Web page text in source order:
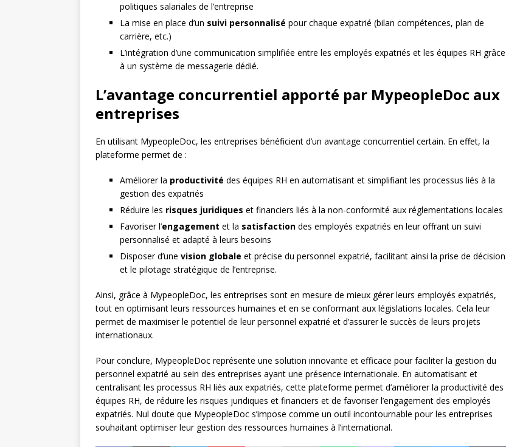
politiques salariales de l’entreprise
La mise en place d’un suivi personnalisé pour chaque expatrié (bilan compétences, plan de
carrière, etc.)
L’intégration d’une communication simplifiée entre les employés expatriés et les équipes RH grâce
à un système de messagerie dédié.
L’avantage concurrentiel apporté par MypeopleDoc aux
entreprises
En utilisant MypeopleDoc, les entreprises bénéficient d’un avantage concurrentiel certain. En effet, la
plateforme permet de :
Améliorer la productivité des équipes RH en automatisant et simplifiant les processus liés à la
gestion des expatriés
Réduire les risques juridiques et financiers liés à la non-conformité aux réglementations locales
Favoriser l’engagement et la satisfaction des employés expatriés en leur offrant un suivi
personnalisé et adapté à leurs besoins
Disposer d’une vision globale et précise du personnel expatrié, facilitant ainsi la prise de décision
et le pilotage stratégique de l’entreprise.
Ainsi, grâce à MypeopleDoc, les entreprises sont en mesure de mieux gérer leurs employés expatriés,
tout en optimisant leurs ressources humaines et en se conformant aux législations locales. Cela leur
permet de maximiser le potentiel de leur personnel expatrié et d’assurer le succès de leurs projets
internationaux.
Pour conclure, MypeopleDoc représente une solution innovante et efficace pour faciliter la gestion du
personnel expatrié au sein des entreprises ayant une présence internationale. En automatisant et
centralisant les processus RH liés aux expatriés, cette plateforme permet d’améliorer la productivité des
équipes RH, de réduire les risques juridiques et financiers et de favoriser l’engagement des employés
expatriés. Nul doute que MypeopleDoc s’impose comme un outil incontournable pour les entreprises
souhaitant optimiser leur gestion des ressources humaines à l’international.